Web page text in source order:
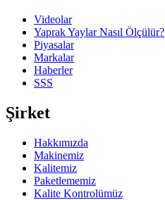
Videolar
Yaprak Yaylar Nasıl Ölçülür?
Piyasalar
Markalar
Haberler
SSS
Şirket
Hakkımızda
Makinemiz
Kalitemiz
Paketlememiz
Kalite Kontrolümüz